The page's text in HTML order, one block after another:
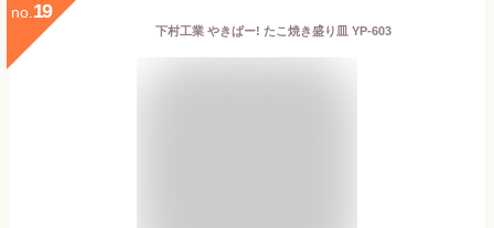
no. 19
下村工業 やきぱー! たこ焼き盛り皿 YP-603